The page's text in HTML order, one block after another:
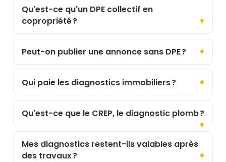
Qu'est-ce qu'un DPE collectif en
copropriété ?
Peut-on publier une annonce sans DPE ?
Qui paie les diagnostics immobiliers ?
Qu'est-ce que le CREP, le diagnostic plomb ?
Mes diagnostics restent-ils valables après
des travaux ?